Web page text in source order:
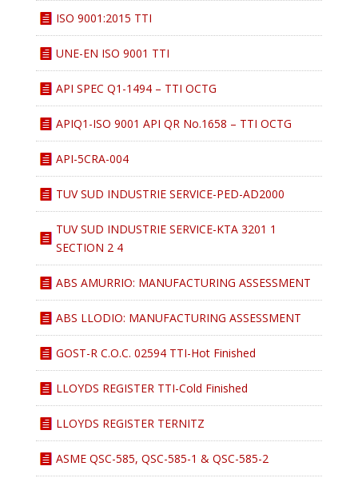
ISO 9001:2015 TTI
UNE-EN ISO 9001 TTI
API SPEC Q1-1494 – TTI OCTG
APIQ1-ISO 9001 API QR No.1658 – TTI OCTG
API-5CRA-004
TUV SUD INDUSTRIE SERVICE-PED-AD2000
TUV SUD INDUSTRIE SERVICE-KTA 3201 1
SECTION 2 4
ABS AMURRIO: MANUFACTURING ASSESSMENT
ABS LLODIO: MANUFACTURING ASSESSMENT
GOST-R C.O.C. 02594 TTI-Hot Finished
LLOYDS REGISTER TTI-Cold Finished
LLOYDS REGISTER TERNITZ
ASME QSC-585, QSC-585-1 & QSC-585-2